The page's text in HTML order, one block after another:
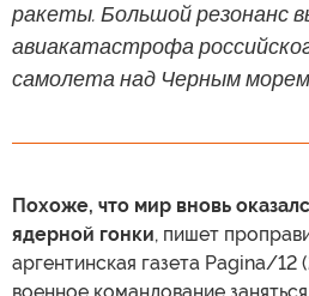
ракеты. Большой резонанс
авиакатастрофа
самолета над Черным
Похоже, что мир вновь
ядерной гонки, пишет
аргентинская газета Pagina/12